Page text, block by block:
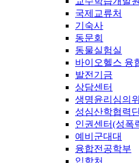
국제교류처
기숙사
동문회
동물실험실
바이오헬스 융
발전기금
상담센터
생명윤리심의
성심산학협력
인권센터(성폭
예비군대대
융합전공학부